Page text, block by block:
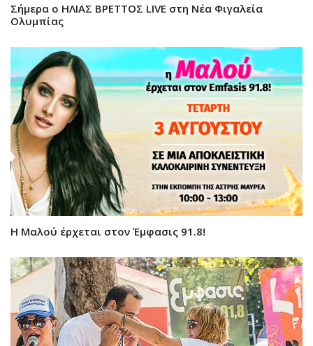
Σήμερα ο ΗΛΙΑΣ ΒΡΕΤΤΟΣ LIVE στη Νέα Φιγαλεία
Ολυμπίας
Η Μαλού έρχεται στον Έμφασις 91.8!